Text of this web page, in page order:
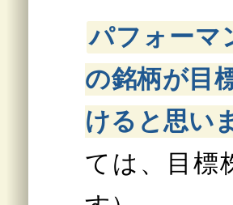
パフォーマ
の銘柄が目
けると思い
ては、目標